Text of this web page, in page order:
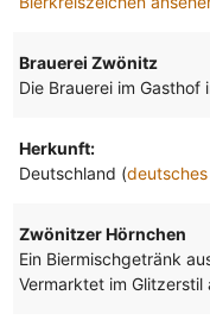
Brauerei Zwönitz
Die Brauerei im
Herkunft:
Deutschland (deutsches
Zwönitzer Hörnchen
Ein Biermischgetränk
Vermarktet im Glitzerstil